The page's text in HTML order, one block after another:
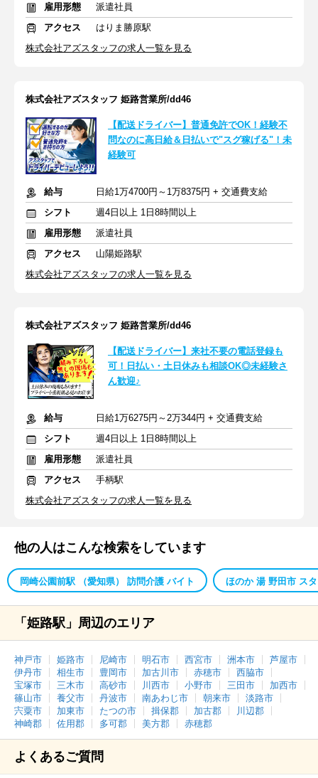
雇用形態
派遣社員
アクセス
はりま勝原駅
株式会社アズスタッフの求人一覧を見る
株式会社アズスタッフ 姫路営業所/dd46
【配送ドライバー】普通免許でOK！経験不
問なのに高日給＆日払いで"スグ稼げる"！未
経験可
給与
日給1万4700円～1万8375円 + 交通費支給
シフト
週4日以上 1日8時間以上
雇用形態
派遣社員
アクセス
山陽姫路駅
株式会社アズスタッフの求人一覧を見る
株式会社アズスタッフ 姫路営業所/dd46
【配送ドライバー】来社不要の電話登録も
可！日払い・土日休みも相談OK◎未経験さ
ん歓迎♪
給与
日給1万6275円～2万344円 + 交通費支給
シフト
週4日以上 1日8時間以上
雇用形態
派遣社員
アクセス
手柄駅
株式会社アズスタッフの求人一覧を見る
他の人はこんな検索をしています
岡崎公園前駅 （愛知県） 訪問介護 バイト ほのか 湯 野田市 ス
「姫路駅」周辺のエリア
神戸市 姫路市 尼崎市 明石市 西宮市 洲本市
芦屋市
伊丹市
相生市 豊岡市 加古川市 赤穂市
西脇市
宝塚市
三木市 高砂市 川西市 小野市 三田市
加西市
篠山市
養父市 丹波市 南あわじ市 朝来市
淡路市
宍粟市
加東市 たつの市 揖保郡 加古郡
川辺郡
神崎郡
佐用郡 多可郡 美方郡 赤穂郡
よくあるご質問